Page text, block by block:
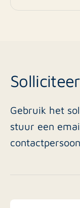
Gebruik het
stuur een